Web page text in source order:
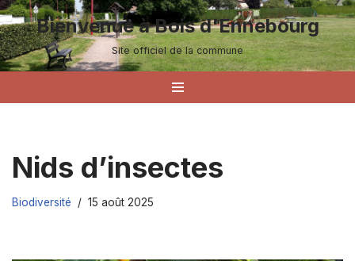
Aller
au
Bienvenue à Bois d'Ennebourg
Site officiel de la commune
Nids d’insectes
Biodiversité 15 août 2025